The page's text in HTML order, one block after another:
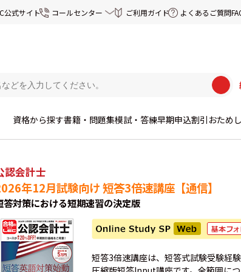
公式サイト コールセンター ご利用ガイド よくあるご質問
資格から探す書籍・問題集模試・答練早期申込割引 おため
認会計士
年12月試験向け 短答3倍速講座【通信】
答対策における短期速習の決定版
短答3倍速講座は、短答式試験受験経